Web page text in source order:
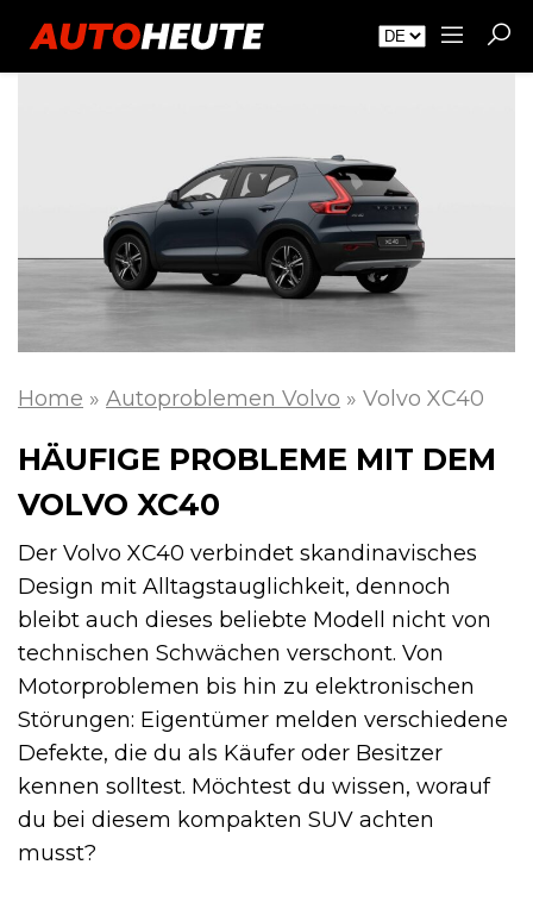
Home » Autoproblemen Volvo » Volvo XC40
HÄUFIGE PROBLEME MIT DEM
VOLVO XC40
Der Volvo XC40 verbindet skandinavisches
Design mit Alltagstauglichkeit, dennoch
bleibt auch dieses beliebte Modell nicht von
technischen Schwächen verschont. Von
Motorproblemen bis hin zu elektronischen
Störungen: Eigentümer melden verschiedene
Defekte, die du als Käufer oder Besitzer
kennen solltest. Möchtest du wissen, worauf
du bei diesem kompakten SUV achten
musst?